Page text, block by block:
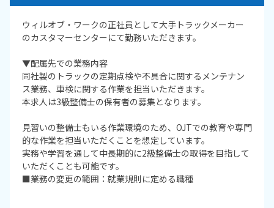
ウィルオブ・ワークの正社員として大手トラックメーカー
のカスタマーセンターにて勤務いただきます。
▼配属先での業務内容
同社製のトラックの定期点検や不具合に関するメンテナン
ス業務、車検に関する作業を担当いただきます。
本求人は3級整備士の保有者の募集となります。
見習いの整備士もいる作業環境のため、OJTでの教育や専門
的な作業を担当いただくことを想定しています。
実務や学習を通して中長期的に2級整備士の取得を目指して
いただくことも可能です。
■業務の変更の範囲：就業規則に定める職種